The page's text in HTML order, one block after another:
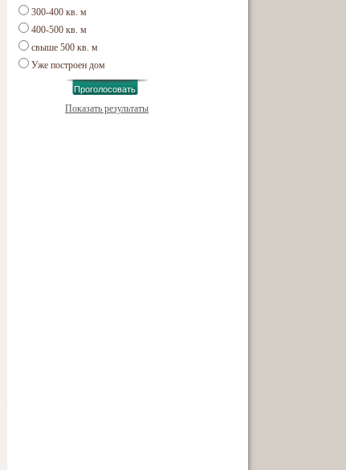
300-400 кв. м
400-500 кв. м
свыше 500 кв. м
Уже построен дом
Показать результаты